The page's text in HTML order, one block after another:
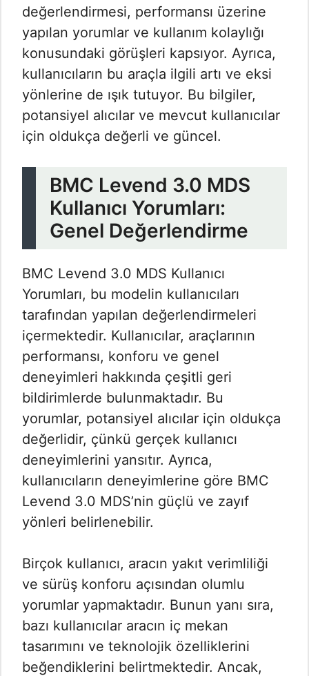
değerlendirmesi, performansı üzerine
yapılan yorumlar ve kullanım kolaylığı
konusundaki görüşleri kapsıyor. Ayrıca,
kullanıcıların bu araçla ilgili artı ve eksi
yönlerine de ışık tutuyor. Bu bilgiler,
potansiyel alıcılar ve mevcut kullanıcılar
için oldukça değerli ve güncel.
BMC Levend 3.0 MDS
Kullanıcı Yorumları:
Genel Değerlendirme
BMC Levend 3.0 MDS Kullanıcı
Yorumları​, bu modelin kullanıcıları
tarafından yapılan değerlendirmeleri
içermektedir. Kullanıcılar, araçlarının
performansı, konforu ve genel
deneyimleri hakkında çeşitli geri
bildirimlerde bulunmaktadır. Bu
yorumlar, potansiyel alıcılar için oldukça
değerlidir, çünkü gerçek kullanıcı
deneyimlerini yansıtır. Ayrıca,
kullanıcıların deneyimlerine göre BMC
Levend 3.0 MDS’nin güçlü ve zayıf
yönleri belirlenebilir.
Birçok kullanıcı, aracın yakıt verimliliği
ve sürüş konforu açısından olumlu
yorumlar yapmaktadır. Bunun yanı sıra,
bazı kullanıcılar aracın iç mekan
tasarımını ve teknolojik özelliklerini
beğendiklerini belirtmektedir. Ancak,